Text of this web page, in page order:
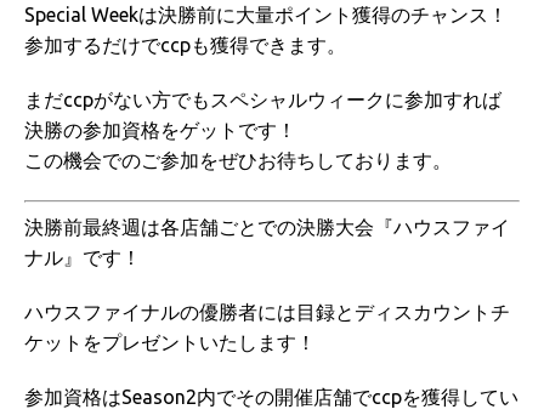
Special Weekは決勝前に大量ポイント獲得のチャンス！
参加するだけでccpも獲得できます。
まだccpがない方でもスペシャルウィークに参加すれば
決勝の参加資格をゲットです！
この機会でのご参加をぜひお待ちしております。
決勝前最終週は各店舗ごとでの決勝大会『ハウスファイ
ナル』です！
ハウスファイナルの優勝者には目録とディスカウントチ
ケットをプレゼントいたします！
参加資格はSeason2内でその開催店舗でccpを獲得してい